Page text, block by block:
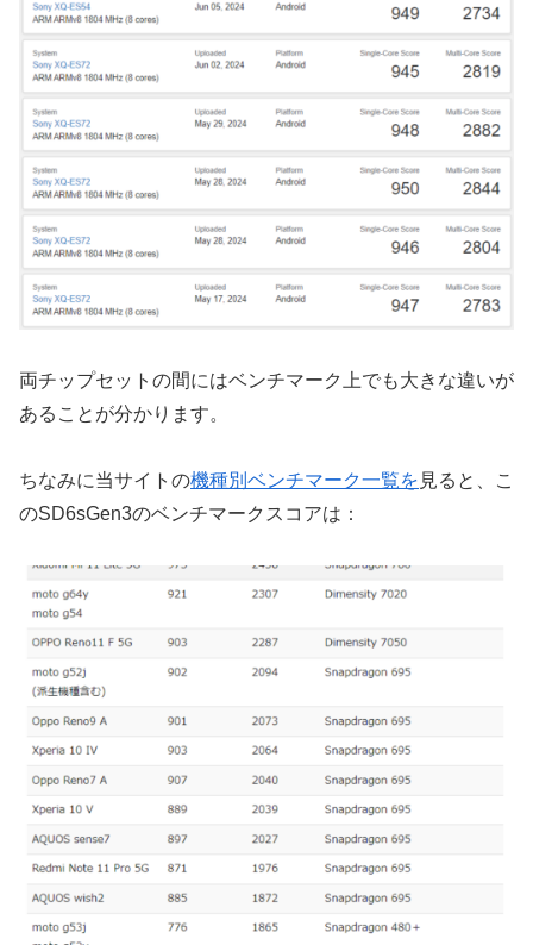
両チップセットの間にはベンチマーク上でも大きな違いが
あることが分かります。
ちなみに当サイトの機種別ベンチマーク一覧を 見ると、こ
のSD6sGen3のベンチマークスコアは：